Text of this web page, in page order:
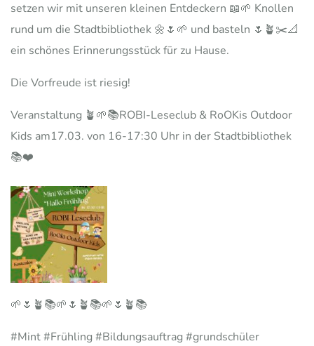
setzen wir mit unseren kleinen Entdeckern 📖🌱 Knollen
rund um die Stadtbibliothek 🌼🌷🌱 und basteln 🌷🪴✂️📐
ein schönes Erinnerungsstück für zu Hause.
Die Vorfreude ist riesig!
Veranstaltung 🪴🌱📚ROBI-Leseclub & RoOKis Outdoor
Kids am17.03. von 16-17:30 Uhr in der Stadtbibliothek
📚❤️
🌱🌷🪴📚🌱🌷🪴📚🌱🌷🪴📚
#Mint #Frühling #Bildungsauftrag #grundschüler